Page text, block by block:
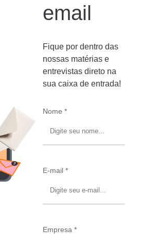
email
Fique por dentro das
nossas matérias e
entrevistas direto na
sua caixa de entrada!
Nome *
E-mail *
Empresa *